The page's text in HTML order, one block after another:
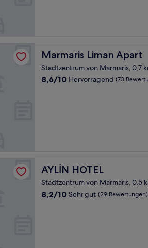
Marmaris Liman Apart
Marmaris Liman Apart
Stadtzentrum von Marmaris, 0,7
8.6
8,6/10 Hervorragend (73
AYLİN HOTEL
AYLİN HOTEL
Stadtzentrum von Marmaris, 0,5
8.2
8,2/10 Sehr gut (29 Bewertungen)